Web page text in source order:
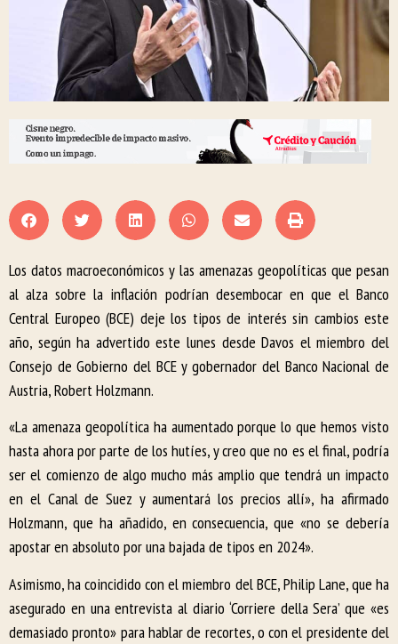
Los datos macroeconómicos y las amenazas geopolíticas que pesan
al alza sobre la inflación podrían desembocar en que el Banco
Central Europeo (BCE) deje los tipos de interés sin cambios este
año, según ha advertido este lunes desde Davos el miembro del
Consejo de Gobierno del BCE y gobernador del Banco Nacional de
Austria, Robert Holzmann.
«La amenaza geopolítica ha aumentado porque lo que hemos visto
hasta ahora por parte de los hutíes, y creo que no es el final, podría
ser el comienzo de algo mucho más amplio que tendrá un impacto
en el Canal de Suez y aumentará los precios allí», ha afirmado
Holzmann, que ha añadido, en consecuencia, que «no se debería
apostar en absoluto por una bajada de tipos en 2024».
Asimismo, ha coincidido con el miembro del BCE, Philip Lane, que ha
asegurado en una entrevista al diario ‘Corriere della Sera’ que «es
demasiado pronto» para hablar de recortes, o con el presidente del